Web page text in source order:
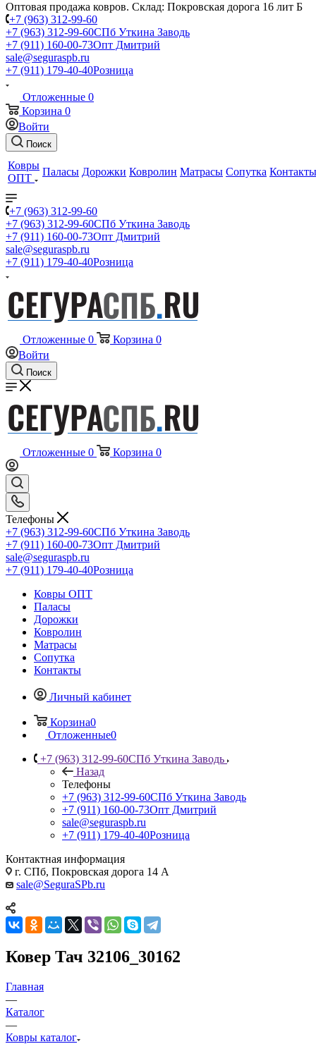
Оптовая продажа ковров. Склад: Покровская дорога 16 лит Б
+7 (963) 312-99-60
+7 (963) 312-99-60СПб Уткина Заводь
+7 (911) 160-00-73Опт Дмитрий
sale@seguraspb.ru
+7 (911) 179-40-40Розница
Отложенные 0
Корзина 0
Войти
Поиск
Ковры
ОПТ
Паласы Дорожки Ковролин Матрасы Сопутка Контакты
+7 (963) 312-99-60
+7 (963) 312-99-60СПб Уткина Заводь
+7 (911) 160-00-73Опт Дмитрий
sale@seguraspb.ru
+7 (911) 179-40-40Розница
Отложенные 0 Корзина 0
Войти
Поиск
Отложенные 0 Корзина 0
Телефоны
+7 (963) 312-99-60СПб Уткина Заводь
+7 (911) 160-00-73Опт Дмитрий
sale@seguraspb.ru
+7 (911) 179-40-40Розница
Ковры ОПТ
Паласы
Дорожки
Ковролин
Матрасы
Сопутка
Контакты
Личный кабинет
Корзина0
Отложенные0
+7 (963) 312-99-60СПб Уткина Заводь
Назад
Телефоны
+7 (963) 312-99-60СПб Уткина Заводь
+7 (911) 160-00-73Опт Дмитрий
sale@seguraspb.ru
+7 (911) 179-40-40Розница
Контактная информация
г. СПб, Покровская дорога 14 А
sale@SeguraSPb.ru
Ковер Тач 32106_30162
Главная
—
Каталог
—
Ковры каталог